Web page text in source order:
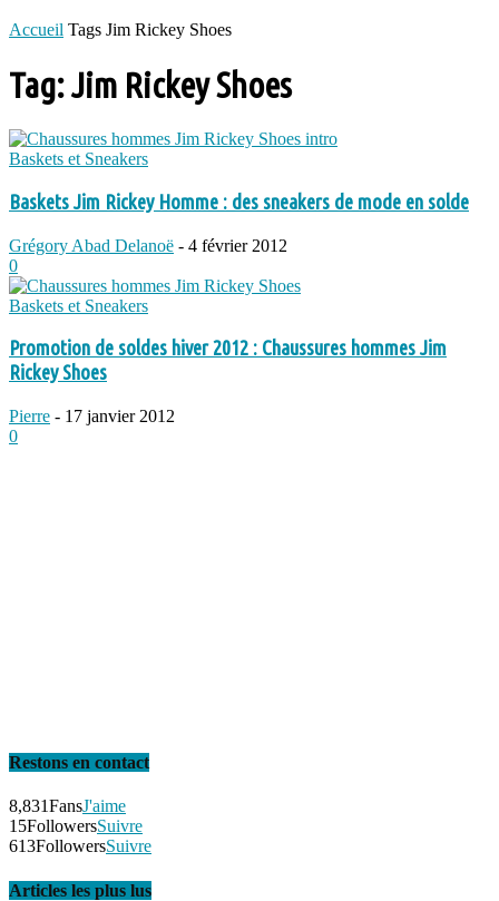
Accueil Tags Jim Rickey Shoes
Tag: Jim Rickey Shoes
Baskets et Sneakers
Baskets Jim Rickey Homme : des sneakers de mode en solde
Grégory Abad Delanoë - 4 février 2012
0
Baskets et Sneakers
Promotion de soldes hiver 2012 : Chaussures hommes Jim
Rickey Shoes
Pierre - 17 janvier 2012
0
Restons en contact
8,831FansJ'aime
15FollowersSuivre
613FollowersSuivre
Articles les plus lus